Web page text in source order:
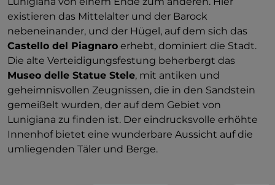
existieren das Mittelalter und der Barock
nebeneinander, und der Hügel, auf dem sich das
Castello del Piagnaro erhebt, dominiert die Stadt.
Die alte Verteidigungsfestung beherbergt das
Museo delle Statue Stele, mit antiken und
geheimnisvollen Zeugnissen, die in den Sandstein
gemeißelt wurden, der auf dem Gebiet von
Lunigiana zu finden ist. Der eindrucksvolle erhöhte
Innenhof bietet eine wunderbare Aussicht auf die
umliegenden Täler und Berge.